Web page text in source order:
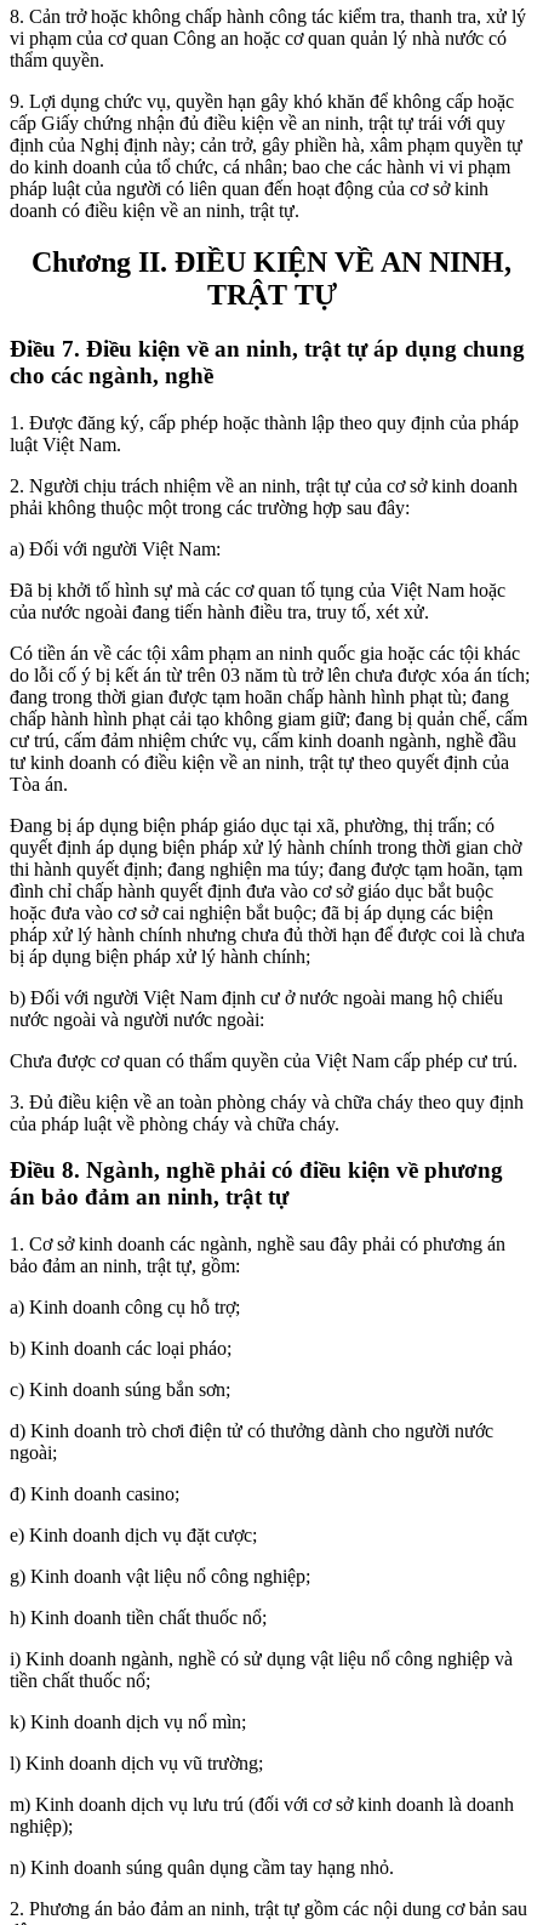
8. Cản trở hoặc không chấp hành công tác kiểm tra, thanh tra, xử lý
vi phạm của cơ quan Công an hoặc cơ quan quản lý nhà nước có
thẩm quyền.
9. Lợi dụng chức vụ, quyền hạn gây khó khăn để không cấp hoặc
cấp Giấy chứng nhận đủ điều kiện về an ninh, trật tự trái với quy
định của Nghị định này; cản trở, gây phiền hà, xâm phạm quyền tự
do kinh doanh của tổ chức, cá nhân; bao che các hành vi vi phạm
pháp luật của người có liên quan đến hoạt động của cơ sở kinh
doanh có điều kiện về an ninh, trật tự.
Chương II. ĐIỀU KIỆN VỀ AN NINH,
TRẬT TỰ
Điều 7. Điều kiện về an ninh, trật tự áp dụng chung
cho các ngành, nghề
1. Được đăng ký, cấp phép hoặc thành lập theo quy định của pháp
luật Việt Nam.
2. Người chịu trách nhiệm về an ninh, trật tự của cơ sở kinh doanh
phải không thuộc một trong các trường hợp sau đây:
a) Đối với người Việt Nam:
Đã bị khởi tố hình sự mà các cơ quan tố tụng của Việt Nam hoặc
của nước ngoài đang tiến hành điều tra, truy tố, xét xử.
Có tiền án về các tội xâm phạm an ninh quốc gia hoặc các tội khác
do lỗi cố ý bị kết án từ trên 03 năm tù trở lên chưa được xóa án tích;
đang trong thời gian được tạm hoãn chấp hành hình phạt tù; đang
chấp hành hình phạt cải tạo không giam giữ; đang bị quản chế, cấm
cư trú, cấm đảm nhiệm chức vụ, cấm kinh doanh ngành, nghề đầu
tư kinh doanh có điều kiện về an ninh, trật tự theo quyết định của
Tòa án.
Đang bị áp dụng biện pháp giáo dục tại xã, phường, thị trấn; có
quyết định áp dụng biện pháp xử lý hành chính trong thời gian chờ
thi hành quyết định; đang nghiện ma túy; đang được tạm hoãn, tạm
đình chỉ chấp hành quyết định đưa vào cơ sở giáo dục bắt buộc
hoặc đưa vào cơ sở cai nghiện bắt buộc; đã bị áp dụng các biện
pháp xử lý hành chính nhưng chưa đủ thời hạn để được coi là chưa
bị áp dụng biện pháp xử lý hành chính;
b) Đối với người Việt Nam định cư ở nước ngoài mang hộ chiếu
nước ngoài và người nước ngoài:
Chưa được cơ quan có thẩm quyền của Việt Nam cấp phép cư trú.
3. Đủ điều kiện về an toàn phòng cháy và chữa cháy theo quy định
của pháp luật về phòng cháy và chữa cháy.
Điều 8. Ngành, nghề phải có điều kiện về phương
án bảo đảm an ninh, trật tự
1. Cơ sở kinh doanh các ngành, nghề sau đây phải có phương án
bảo đảm an ninh, trật tự, gồm:
a) Kinh doanh công cụ hỗ trợ;
b) Kinh doanh các loại pháo;
c) Kinh doanh súng bắn sơn;
d) Kinh doanh trò chơi điện tử có thưởng dành cho người nước
ngoài;
đ) Kinh doanh casino;
e) Kinh doanh dịch vụ đặt cược;
g) Kinh doanh vật liệu nổ công nghiệp;
h) Kinh doanh tiền chất thuốc nổ;
i) Kinh doanh ngành, nghề có sử dụng vật liệu nổ công nghiệp và
tiền chất thuốc nổ;
k) Kinh doanh dịch vụ nổ mìn;
l) Kinh doanh dịch vụ vũ trường;
m) Kinh doanh dịch vụ lưu trú (đối với cơ sở kinh doanh là doanh
nghiệp);
n) Kinh doanh súng quân dụng cầm tay hạng nhỏ.
2. Phương án bảo đảm an ninh, trật tự gồm các nội dung cơ bản sau